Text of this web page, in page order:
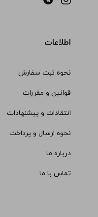
اطلاعات
نحوه ثبت سفارش
قوانین و مقررات
انتقادات و پیشنهادات
نحوه ارسال و پرداخت
درباره ما
تماس با ما